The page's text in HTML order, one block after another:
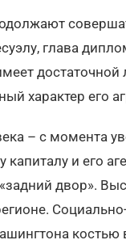
глава
характер его
– с момента
капиталу и его
двор».
костью